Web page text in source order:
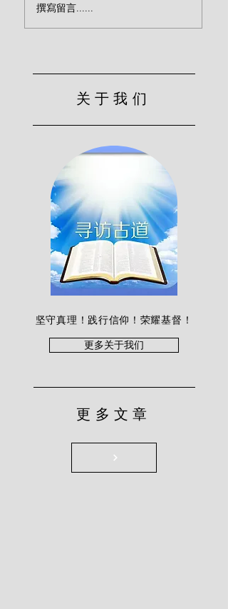
瑟·阿雷恩）
撰寫留言......
关于我们
坚守真理！践行信仰！荣耀基督！
更多关于我们
更多文章